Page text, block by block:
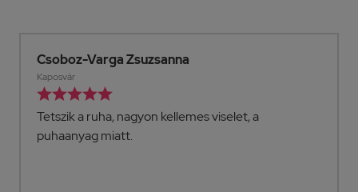
a
Ágnes Szamos
Nagyon csinos blúz. Szeretni